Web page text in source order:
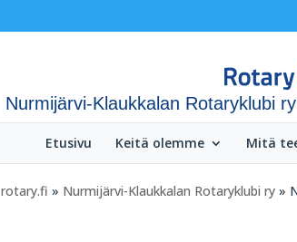
Nurmijärvi-Klaukkalan Rotaryklubi ry
Etusivu Keitä olemme Mitä
rotary.fi » Nurmijärvi-Klaukkalan Rotaryklubi ry »